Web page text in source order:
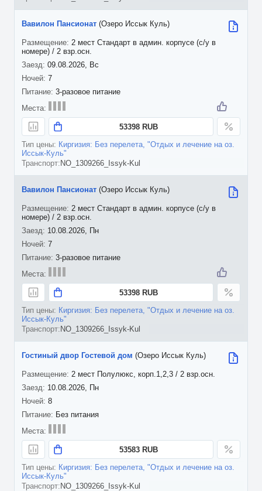
09.08.2026, Вс
7
Вавилон Пансионат (Озеро Иссык Куль)
2 мест Стандарт в админ. корпусе (с/у в
номере) / 2 взр.осн.
3-разовое питание
53398 RUB
Киргизия: Без перелета, "Отдых и лечение на оз.
Иссык-Куль"
NO_1309266_Issyk-Kul
10.08.2026, Пн
7
Вавилон Пансионат (Озеро Иссык Куль)
2 мест Стандарт в админ. корпусе (с/у в
номере) / 2 взр.осн.
3-разовое питание
53398 RUB
Киргизия: Без перелета, "Отдых и лечение на оз.
Иссык-Куль"
NO_1309266_Issyk-Kul
10.08.2026, Пн
8
Гостиный двор Гостевой дом (Озеро Иссык Куль)
2 мест Полулюкс, корп.1,2,3 / 2 взр.осн.
Без питания
53583 RUB
Киргизия: Без перелета, "Отдых и лечение на оз.
Иссык-Куль"
NO_1309266_Issyk-Kul